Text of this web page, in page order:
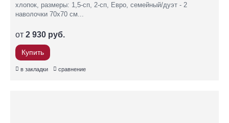
хлопок, размеры: 1,5-сп, 2-сп, Евро, семейный/дуэт - 2
наволочки 70х70 см...
от 2 930 руб.
Купить
в закладки сравнение